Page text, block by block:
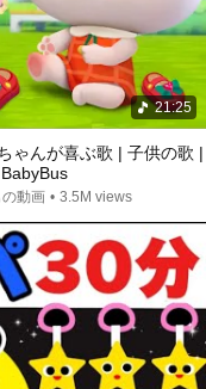
21:25
ゃんが喜ぶ歌 | 子供の歌 |
動画 • 3.5M views